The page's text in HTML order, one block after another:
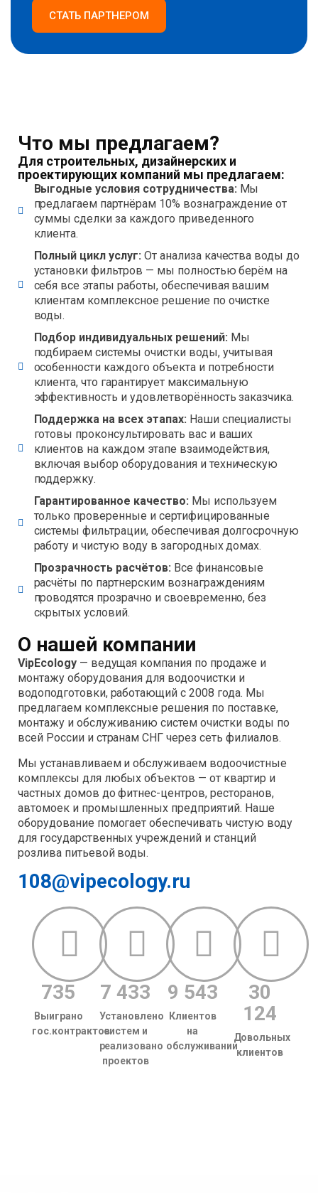
СТАТЬ ПАРТНЕРОМ
Что мы предлагаем?
Для строительных, дизайнерских и
проектирующих компаний мы предлагаем:
Выгодные условия сотрудничества: Мы
предлагаем партнёрам 10% вознаграждение от
суммы сделки за каждого приведенного
клиента.
Полный цикл услуг: От анализа качества воды до
установки фильтров — мы полностью берём на
себя все этапы работы, обеспечивая вашим
клиентам комплексное решение по очистке
воды.
Подбор индивидуальных решений: Мы
подбираем системы очистки воды, учитывая
особенности каждого объекта и потребности
клиента, что гарантирует максимальную
эффективность и удовлетворённость заказчика.
Поддержка на всех этапах: Наши специалисты
готовы проконсультировать вас и ваших
клиентов на каждом этапе взаимодействия,
включая выбор оборудования и техническую
поддержку.
Гарантированное качество: Мы используем
только проверенные и сертифицированные
системы фильтрации, обеспечивая долгосрочную
работу и чистую воду в загородных домах.
Прозрачность расчётов: Все финансовые
расчёты по партнерским вознаграждениям
проводятся прозрачно и своевременно, без
скрытых условий.
О нашей компании
VipEcology— ведущая компания по продаже и
монтажу оборудования для водоочистки и
водоподготовки, работающий с 2008 года. Мы
предлагаем комплексные решения по поставке,
монтажу и обслуживанию систем очистки воды по
всей России и странам СНГ через сеть филиалов.
Мы устанавливаем и обслуживаем водоочистные
комплексы для любых объектов — от квартир и
частных домов до фитнес-центров, ресторанов,
автомоек и промышленных предприятий. Наше
оборудование помогает обеспечивать чистую воду
для государственных учреждений и станций
розлива питьевой воды.
108​@vipecology.ru
735
Выиграно
гос.контрактов
7 433
Установлено
систем и
реализовано
проектов
9 543
Клиентов
на
обслуживании
30
124
Довольных
клиентов